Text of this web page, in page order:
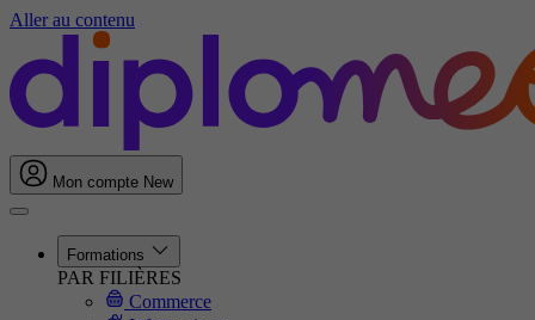
Aller au contenu
Mon compte New
Formations
PAR FILIÈRES
Commerce